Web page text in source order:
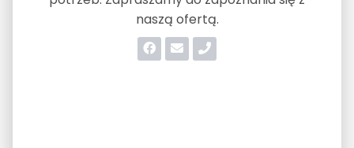
naszą ofertą.